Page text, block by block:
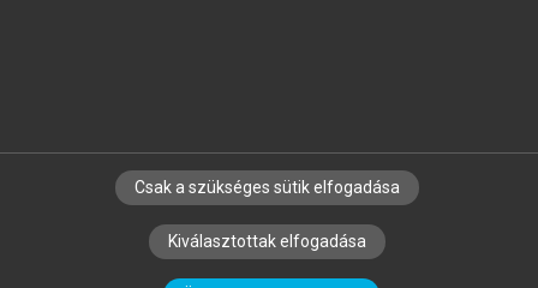
SZERZŐKNEK CÉGEKNEK KÖNYVTÁROSOKNAK
SZERKESZTÉSI ÉS LEKTORÁLÁSI ALAPELVEK
Csak a szükséges sütik elfogadása
Kiválasztottak elfogadása